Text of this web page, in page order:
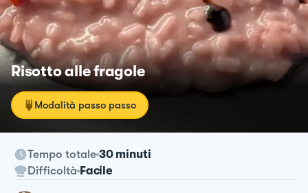
Risotto alle fragole
Modalità passo passo
Tempo totale 30 minuti
Difficoltà Facile